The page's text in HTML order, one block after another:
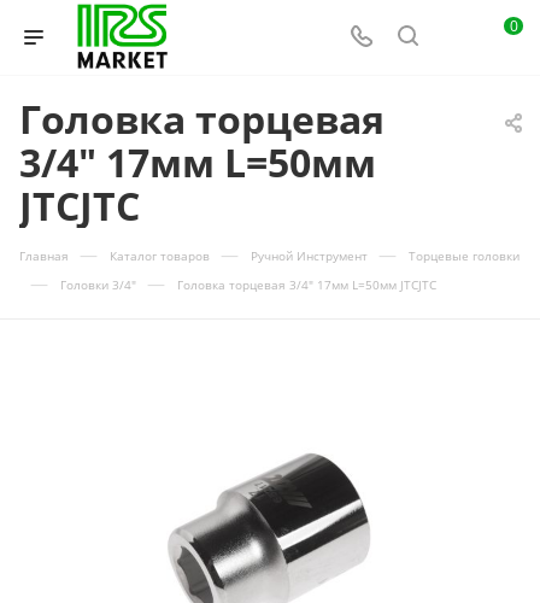
0
Головка торцевая
3/4" 17мм L=50мм
JTCJTC
Главная — Каталог товаров — Ручной Инструмент — Торцевые головки
— Головки 3/4" — Головка торцевая 3/4" 17мм L=50мм JTCJTC